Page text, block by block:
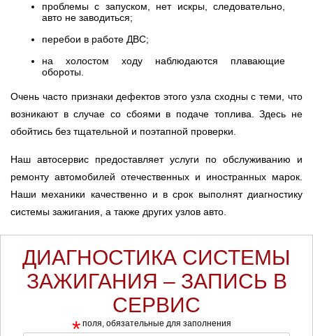
проблемы с запуском, нет искры, следовательно,
авто не заводиться;
перебои в работе ДВС;
на холостом ходу наблюдаются плавающие
обороты.
Очень часто признаки дефектов этого узла сходны с теми, что
возникают в случае со сбоями в подаче топлива. Здесь не
обойтись без тщательной и поэтапной проверки.
Наш автосервис предоставляет услуги по обслуживанию и
ремонту автомобилей отечественных и иностранных марок.
Наши механики качественно и в срок выполнят диагностику
системы зажигания, а также других узлов авто.
ДИАГНОСТИКА СИСТЕМЫ
ЗАЖИГАНИЯ – ЗАПИСЬ В
СЕРВИС
* поля, обязательные для заполнения